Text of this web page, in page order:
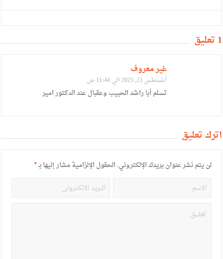
1 تعليق
غير معروف
أغسطس 23, 2025 الي 11:44 ص
تسلم أبا راشد الحبيب وعقبال عند الدكتور امير
أترك تعليق
لن يتم نشر عنوان بريدك الإلكتروني.الحقول الإلزامية مشار إليها بـ*